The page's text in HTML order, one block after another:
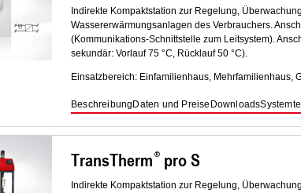
Indirekte Kompaktstation zur Regelung,
Wassererwärmungsanlagen des Verbrauchers.
(Kommunikations-Schnittstelle zum Leitsystem).
sekundär: Vorlauf 75 °C, Rücklauf 50 °C).
Einsatzbereich: Einfamilienhaus, Mehrfamilienhaus,
Beschreibung Daten und Preise Downloads
TransTherm pro S
Indirekte Kompaktstation zur Regelung,